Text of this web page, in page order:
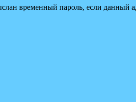
временный пароль, если данный